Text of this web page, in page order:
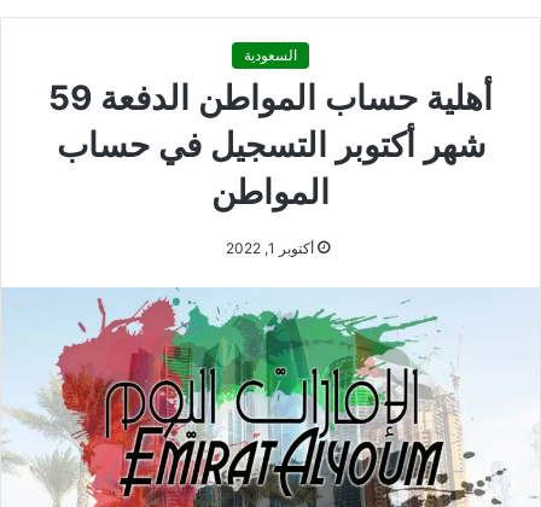
السعودية
أهلية حساب المواطن الدفعة 59
شهر أكتوبر التسجيل في حساب
المواطن
أكتوبر 1, 2022